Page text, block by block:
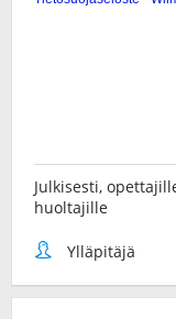
Julkisesti,
huoltajille
Ylläpitäjä